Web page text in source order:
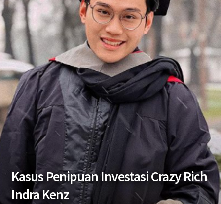
Kasus Penipuan Investasi Crazy Rich
Indra Kenz